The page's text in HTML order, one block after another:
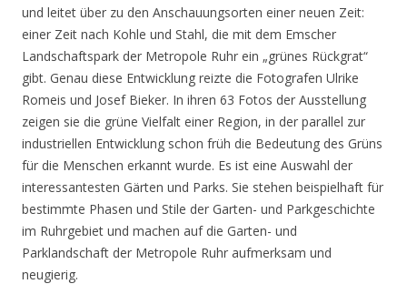
und leitet über zu den Anschauungsorten einer neuen Zeit:
einer Zeit nach Kohle und Stahl, die mit dem Emscher
Landschaftspark der Metropole Ruhr ein „grünes Rückgrat“
gibt. Genau diese Entwicklung reizte die Fotografen Ulrike
Romeis und Josef Bieker. In ihren 63 Fotos der Ausstellung
zeigen sie die grüne Vielfalt einer Region, in der parallel zur
industriellen Entwicklung schon früh die Bedeutung des Grüns
für die Menschen erkannt wurde. Es ist eine Auswahl der
interessantesten Gärten und Parks. Sie stehen beispielhaft für
bestimmte Phasen und Stile der Garten- und Parkgeschichte
im Ruhrgebiet und machen auf die Garten- und
Parklandschaft der Metropole Ruhr aufmerksam und
neugierig.